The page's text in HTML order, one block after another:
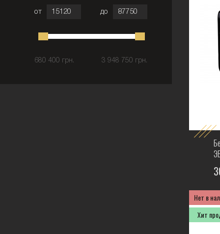
от до
680 400 грн. 3 948 750 грн.
Нет в
Хит